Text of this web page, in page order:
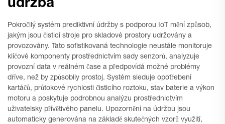
údržba
Pokročilý systém prediktivní údržby s podporou IoT mění způsob,
jakým jsou čisticí stroje pro skladové prostory udržovány a
provozovány. Tato sofistikovaná technologie neustále monitoruje
klíčové komponenty prostřednictvím sady senzorů, analyzuje
provozní data v reálném čase a předpovídá možné problémy
dříve, než by způsobily prostoj. Systém sleduje opotřebení
kartáčů, průtokové rychlosti čisticího roztoku, stav baterie a výkon
motoru a poskytuje podrobnou analýzu prostřednictvím
uživatelsky přívětivého panelu. Upozornění na údržbu jsou
automaticky generována na základě skutečných vzorů využití,